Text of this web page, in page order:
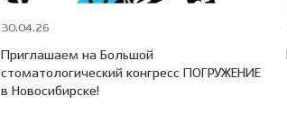
30.04.26
Приглашаем на Большой
стоматологический конгресс ПОГРУЖЕНИЕ
в Новосибирске!